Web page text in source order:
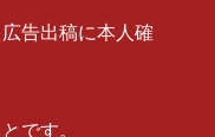
告出稿に本人確
です。